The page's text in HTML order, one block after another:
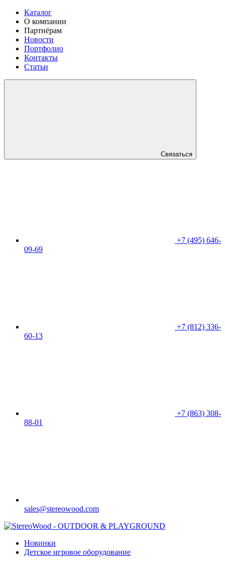
Каталог
О компании
Партнёрам
Новости
Портфолио
Контакты
Статьи
Связаться
+7 (495) 646-
09-69
+7 (812) 336-
60-13
+7 (863) 308-
88-01
sales@stereowood.com
Новинки
Детское игровое оборудование